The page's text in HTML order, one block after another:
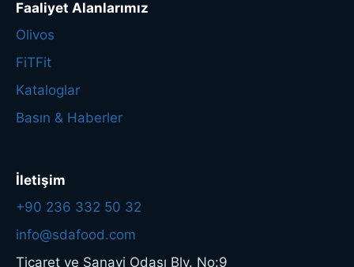
Faaliyet Alanlarımız
Olivos
FiTFit
Kataloglar
Basın & Haberler
İletişim
+90 236 332 50 32
info@sdafood.com
Ticaret ve Sanayi Odası Blv. No:9